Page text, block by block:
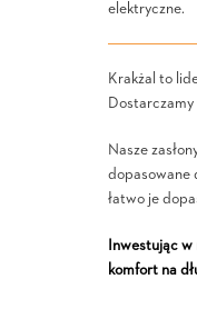
elektryczne.
Krakżal to
Dostarczamy
Nasze
dopasowane
łatwo je
Inwestując w
komfort na